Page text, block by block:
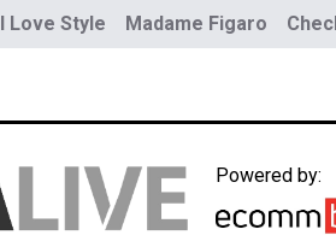
I Love Style Madame Figaro
Powered by: